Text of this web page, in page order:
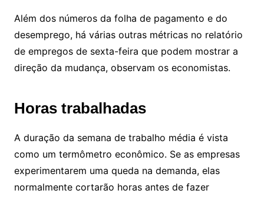
Além dos números da folha de pagamento e do
desemprego, há várias outras métricas no relatório
de empregos de sexta-feira que podem mostrar a
direção da mudança, observam os economistas.
Horas trabalhadas
A duração da semana de trabalho média é vista
como um termômetro econômico. Se as empresas
experimentarem uma queda na demanda, elas
normalmente cortarão horas antes de fazer